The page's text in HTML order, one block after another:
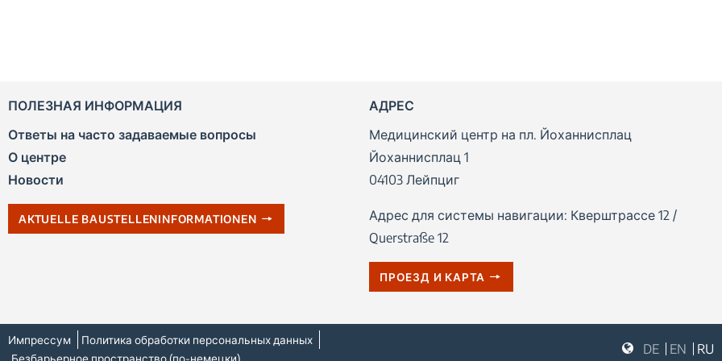
ПОЛЕЗНАЯ ИНФОРМАЦИЯ
Ответы на часто задаваемые вопросы
О центре
Новости
AKTUELLE BAUSTELLENINFORMATIONEN
АДРЕС
Медицинский центр на пл. Йоханнисплац
Йоханнисплац 1
04103 Лейпциг
Адрес для системы навигации: Кверштрассе 12 /
Querstraße 12
ПРОЕЗД И КАРТА
Импрессум
Политика обработки персональных данных
Безбарьерное пространство (по-немецки)
DE EN RU